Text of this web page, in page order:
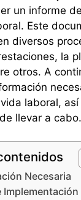
un informe
Este
diversos
la
otros. A
laboral,
llevar a cabo.
Necesaria
Implementación